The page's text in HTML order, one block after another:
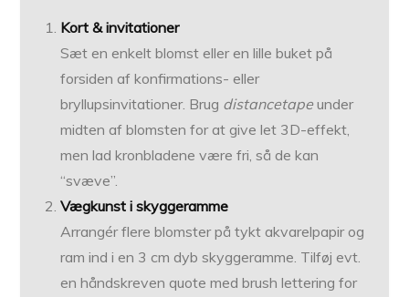
Kort & invitationer
Sæt en enkelt blomst eller en lille buket på
forsiden af konfirmations- eller
bryllupsinvitationer. Brug distancetapeunder
midten af blomsten for at give let 3D-effekt,
men lad kronbladene være fri, så de kan
“svæve”.
Vægkunst i skyggeramme
Arrangér flere blomster på tykt akvarelpapir og
ram ind i en 3 cm dyb skyggeramme. Tilføj evt.
en håndskreven quote med brush lettering for